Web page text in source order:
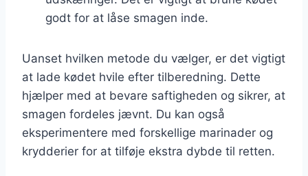
godt for at låse smagen inde.
Uanset hvilken metode du vælger, er det vigtigt
at lade kødet hvile efter tilberedning. Dette
hjælper med at bevare saftigheden og sikrer, at
smagen fordeles jævnt. Du kan også
eksperimentere med forskellige marinader og
krydderier for at tilføje ekstra dybde til retten.